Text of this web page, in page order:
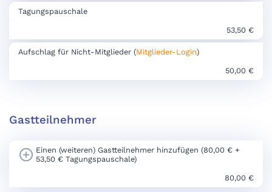
Tagungspauschale
53,50 €
Aufschlag für Nicht-Mitglieder (Mitglieder-Login)
50,00 €
Gastteilnehmer
Einen (weiteren) Gastteilnehmer hinzufügen (80,00 € +
53,50 € Tagungspauschale)
80,00 €